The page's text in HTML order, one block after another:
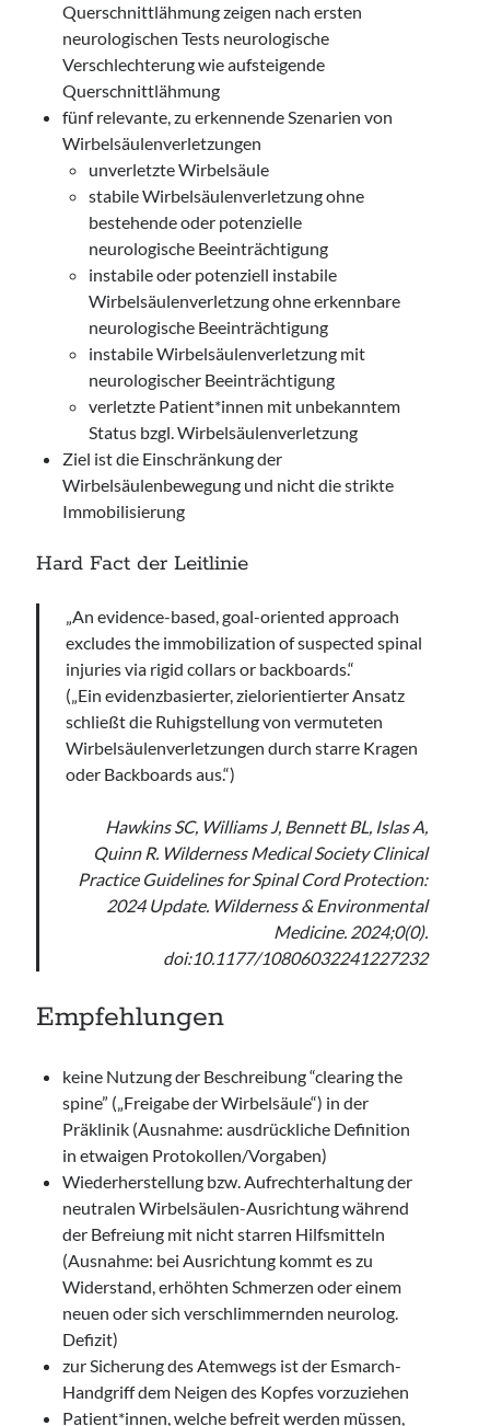
Querschnittlähmung zeigen nach ersten
neurologischen Tests neurologische
Verschlechterung wie aufsteigende
Querschnittlähmung
fünf relevante, zu erkennende Szenarien von
Wirbelsäulenverletzungen
unverletzte Wirbelsäule
stabile Wirbelsäulenverletzung ohne
bestehende oder potenzielle
neurologische Beeinträchtigung
instabile oder potenziell instabile
Wirbelsäulenverletzung ohne erkennbare
neurologische Beeinträchtigung
instabile Wirbelsäulenverletzung mit
neurologischer Beeinträchtigung
verletzte Patient*innen mit unbekanntem
Status bzgl. Wirbelsäulenverletzung
Ziel ist die Einschränkung der
Wirbelsäulenbewegung und nicht die strikte
Immobilisierung
Hard Fact der Leitlinie
„An evidence-based, goal-oriented approach
excludes the immobilization of suspected spinal
injuries via rigid collars or backboards.“
(„Ein evidenzbasierter, zielorientierter Ansatz
schließt die Ruhigstellung von vermuteten
Wirbelsäulenverletzungen durch starre Kragen
oder Backboards aus.“)
Hawkins SC, Williams J, Bennett BL, Islas A,
Quinn R. Wilderness Medical Society Clinical
Practice Guidelines for Spinal Cord Protection:
2024 Update. Wilderness & Environmental
Medicine. 2024;0(0).
doi:10.1177/10806032241227232
Empfehlungen
keine Nutzung der Beschreibung “clearing the
spine” („Freigabe der Wirbelsäule“) in der
Präklinik (Ausnahme: ausdrückliche Definition
in etwaigen Protokollen/Vorgaben)
Wiederherstellung bzw. Aufrechterhaltung der
neutralen Wirbelsäulen-Ausrichtung während
der Befreiung mit nicht starren Hilfsmitteln
(Ausnahme: bei Ausrichtung kommt es zu
Widerstand, erhöhten Schmerzen oder einem
neuen oder sich verschlimmernden neurolog.
Defizit)
zur Sicherung des Atemwegs ist der Esmarch-
Handgriff dem Neigen des Kopfes vorzuziehen
Patient*innen, welche befreit werden müssen,